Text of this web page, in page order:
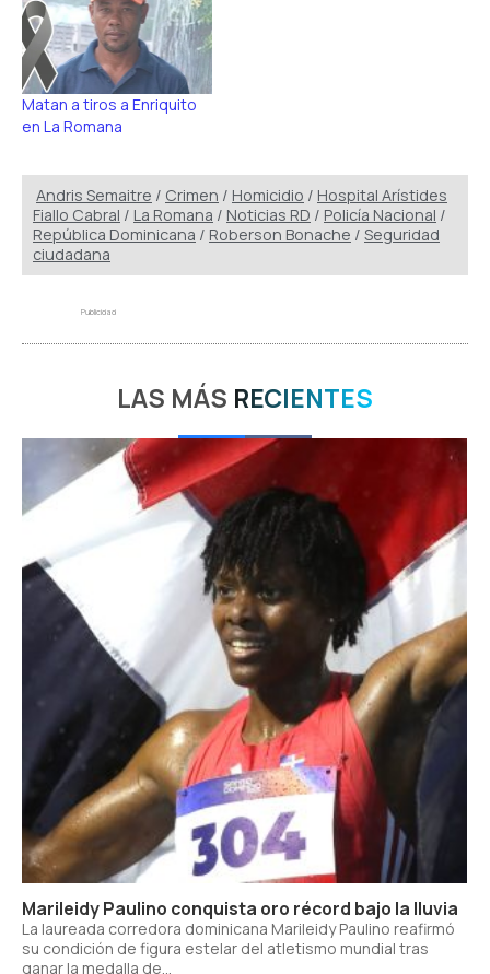
Matan a tiros a Enriquito
en La Romana
Andris Semaitre / Crimen / Homicidio / Hospital Arístides
Fiallo Cabral / La Romana / Noticias RD / Policía Nacional /
República Dominicana / Roberson Bonache / Seguridad
ciudadana
Publicidad
LAS MÁS RECIENTES
Marileidy Paulino conquista oro récord bajo la lluvia
La laureada corredora dominicana Marileidy Paulino reafirmó
su condición de figura estelar del atletismo mundial tras
ganar la medalla de...